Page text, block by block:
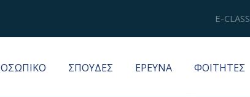
E-CLASS
ΣΠΟΥΔΕΣ ΕΡΕΥΝΑ ΦΟΙΤΗΤΕΣ